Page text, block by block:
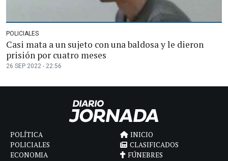
POLICIALES
Casi mata a un sujeto con una baldosa y le dieron
prisión por cuatro meses
26 SEP 2022 - 22:56
POLÍTICA
POLICIALES
ECONOMIA
INICIO
CLASIFICADOS
FÚNEBRES